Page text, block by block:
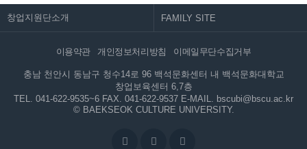
창업지원단소개
이용약관 개인정보처리방침 이메일무단수집거부
충남 천안시 동남구 청수14로 96 백석문화센터 내 백석문화대학교
창업보육센터 6,7층
TEL. 041-622-9535~6 FAX. 041-622-9537 E-MAIL. bscubi@bscu.ac.kr
© BAEKSEOK CULTURE UNIVERSITY.